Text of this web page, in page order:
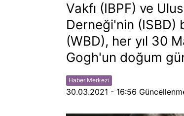
Vakfı (IBPF) ve
Derneği'nin (ISBD)
(WBD), her yıl 30
Gogh'un doğum
Haber Merkezi
30.03.2021 - 16:56